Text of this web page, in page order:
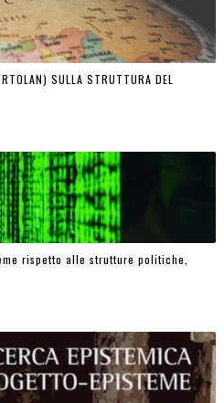
SULLA STRUTTURA DEL
rispetto alle strutture politiche,